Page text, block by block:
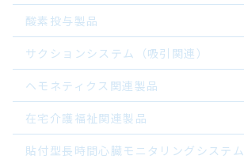
酸素投与製品
サクションシステム（吸引関連）
ヘモネティクス関連製品
在宅介護福祉関連製品
貼付型長時間心臓モニタリングシステム